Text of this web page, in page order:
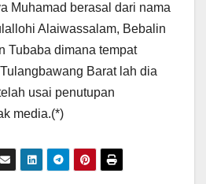
Muhamad berasal dari nama
Alaiwassalam, Bebalin
Tubaba dimana tempat
Barat lah dia
usai penutupan
media.(*)